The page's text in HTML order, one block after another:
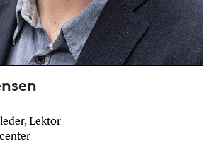
Lektor